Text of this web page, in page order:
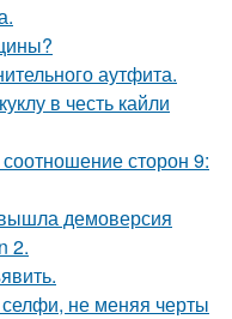
аутфита.
в честь кайли
сторон 9:
демоверсия
2.
не меняя черты